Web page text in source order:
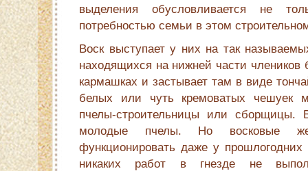
выделения обусловливается не
потребностью семьи в этом
Воск выступает у них на так
находящихся на нижней части члеников
кармашках и застывает там в виде
белых или чуть кремоватых чешуек
пчелы-строительницы или сборщицы.
молодые пчелы. Но восковые
функционировать даже у
никаких работ в гнезде не